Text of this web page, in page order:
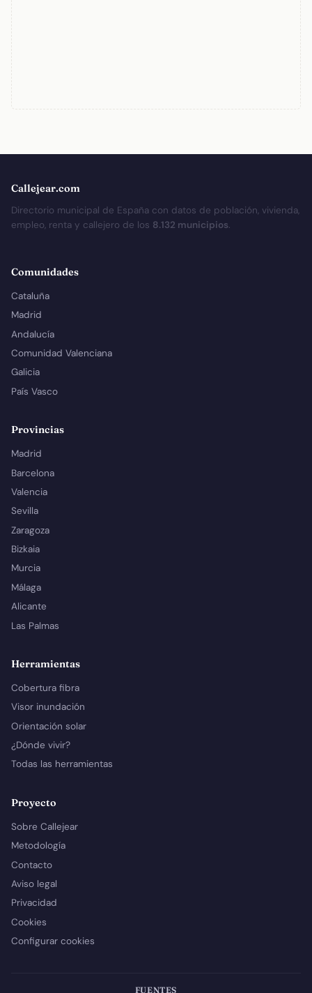
Callejear.com
Directorio municipal de España con datos de población, vivienda,
empleo, renta y callejero de los 8.132 municipios.
Comunidades
Cataluña
Madrid
Andalucía
Comunidad Valenciana
Galicia
País Vasco
Provincias
Madrid
Barcelona
Valencia
Sevilla
Zaragoza
Bizkaia
Murcia
Málaga
Alicante
Las Palmas
Herramientas
Cobertura fibra
Visor inundación
Orientación solar
¿Dónde vivir?
Todas las herramientas
Proyecto
Sobre Callejear
Metodología
Contacto
Aviso legal
Privacidad
Cookies
Configurar cookies
FUENTES